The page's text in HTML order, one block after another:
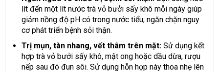
lít đến một lít nước trà vỏ bưởi sấy khô mỗi ngày giúp
giảm nồng độ pH có trong nước tiểu, ngăn chặn nguy
cơ phát triển bệnh sỏi thận.
Trị mụn, tàn nhang, vết thâm trên mặt:Sử dụng kết
hợp trà vỏ bưởi sấy khô, mật ong hoặc dầu dừa, rượu
nếp sau đó đun sôi. Sử dụng hỗn hợp này thoa nhẹ lên